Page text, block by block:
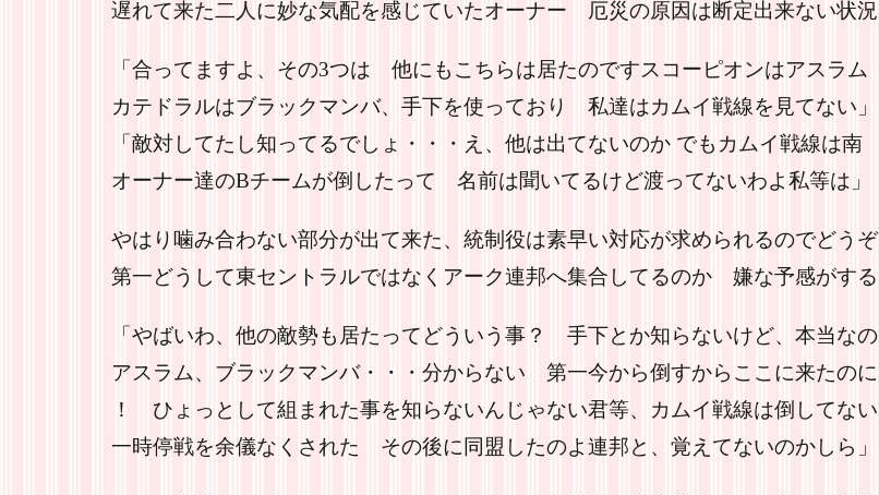
遅れて来た二人に妙な気配を感じていたオーナー 厄災の原因は断定出来ない状況
「合ってますよ、その3つは 他にもこちらは居たのですスコーピオンはアスラム
カテドラルはブラックマンバ、手下を使っており 私達はカムイ戦線を見てない」
「敵対してたし知ってるでしょ・・・え、他は出てないのか でもカムイ戦線は南
オーナー達のBチームが倒したって 名前は聞いてるけど渡ってないわよ私等は」
やはり噛み合わない部分が出て来た、統制役は素早い対応が求められるのでどうぞ
第一どうして東セントラルではなくアーク連邦へ集合してるのか 嫌な予感がする
「やばいわ、他の敵勢も居たってどういう事？ 手下とか知らないけど、本当なの
アスラム、ブラックマンバ・・・分からない 第一今から倒すからここに来たのに
！ ひょっとして組まれた事を知らないんじゃない君等、カムイ戦線は倒してない
一時停戦を余儀なくされた その後に同盟したのよ連邦と、覚えてないのかしら」